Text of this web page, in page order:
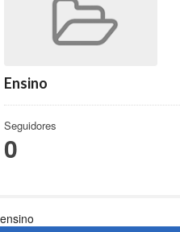
Ensino
Seguidores
0
ensino